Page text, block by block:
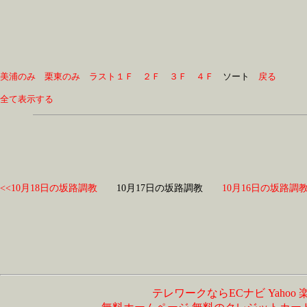
美浦のみ 栗東のみ ラスト１Ｆ ２Ｆ ３Ｆ ４Ｆ ソート 戻る
全て表示する
<<10月18日の坂路調教 10月17日の坂路調教 10月16日の坂路調
テレワークならECナビ Yahoo